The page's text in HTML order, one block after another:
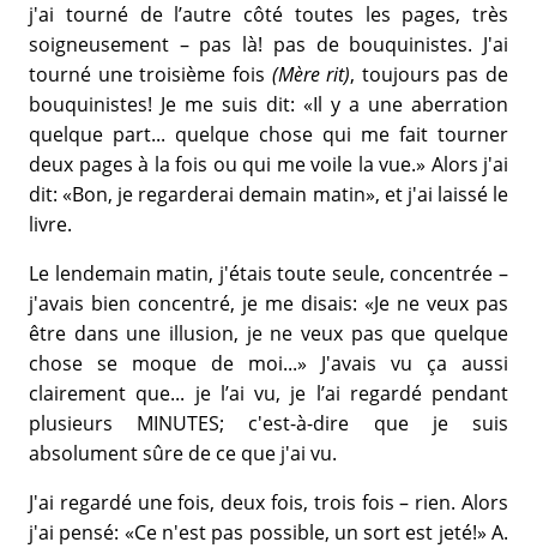
j'ai tourné de l’autre côté toutes les pages, très
soigneusement – pas là! pas de bouquinistes. J'ai
tourné une troisième fois (Mère rit), toujours pas de
bouquinistes! Je me suis dit: «Il y a une aberration
quelque part... quelque chose qui me fait tourner
deux pages à la fois ou qui me voile la vue.» Alors j'ai
dit: «Bon, je regarderai demain matin», et j'ai laissé le
livre.
Le lendemain matin, j'étais toute seule, concentrée –
j'avais bien concentré, je me disais: «Je ne veux pas
être dans une illusion, je ne veux pas que quelque
chose se moque de moi...» J'avais vu ça aussi
clairement que... je l’ai vu, je l’ai regardé pendant
plusieurs MINUTES; c'est-à-dire que je suis
absolument sûre de ce que j'ai vu.
J'ai regardé une fois, deux fois, trois fois – rien. Alors
j'ai pensé: «Ce n'est pas possible, un sort est jeté!» A.